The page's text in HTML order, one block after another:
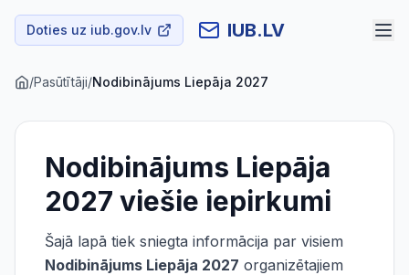
Doties uz iub.gov.lv IUB.LV
/Pasūtītāji/Nodibinājums Liepāja 2027
Nodibinājums Liepāja
2027 viešie iepirkumi
Šajā lapā tiek sniegta informācija par visiem
Nodibinājums Liepāja 2027 organizētajiem